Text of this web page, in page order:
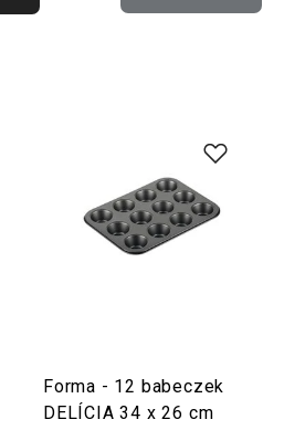
Forma - 12 babeczek
DELÍCIA 34 x 26 cm